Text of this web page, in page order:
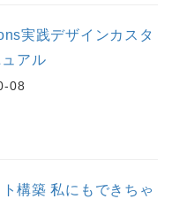
実践デザインカスタ
アル
08
構築 私にもできちゃ